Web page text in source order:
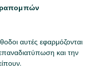
αυτές εφαρμόζονται
και την